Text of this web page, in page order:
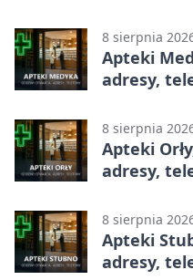
8 sierpnia
Apteki
adresy,
8 sierpnia
Apteki
adresy,
8 sierpnia
Apteki
adresy,